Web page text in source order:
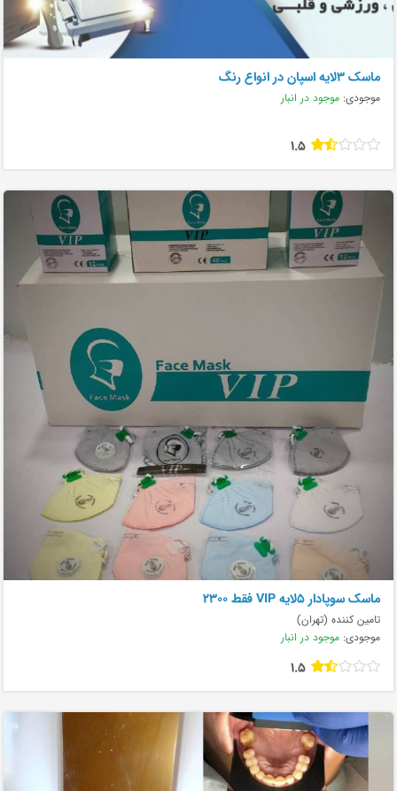
ماسک ۳لایه اسپان در انواع رنگ
موجودی: موجود در انبار
1.5
ماسک سوپادار ۵لایه VIP فقط ۲۳۰۰
تامین کننده (تهران)
موجودی: موجود در انبار
1.5